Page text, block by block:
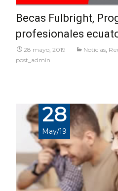
Becas Fulbright,
profesionales
28 mayo, 2019 Noticias
post_admin
28
May/19